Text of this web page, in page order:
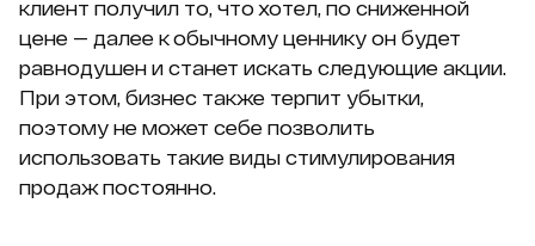
клиент получил то, что хотел, по сниженной
цене — далее к обычному ценнику он будет
равнодушен и станет искать следующие акции.
При этом, бизнес также терпит убытки,
поэтому не может себе позволить
использовать такие виды стимулирования
продаж постоянно.